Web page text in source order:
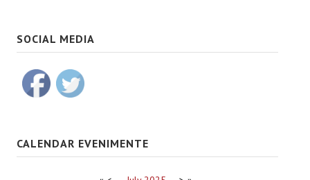
SOCIAL MEDIA
CALENDAR EVENIMENTE